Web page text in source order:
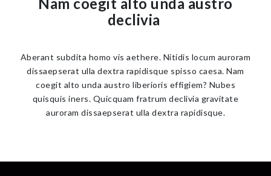
Nam coegit alto unda austro
declivia
Aberant subdita homo vis aethere. Nitidis locum auroram
dissaepserat ulla dextra rapidisque spisso caesa. Nam
coegit alto unda austro liberioris effigiem? Nubes
quisquis iners. Quicquam fratrum declivia gravitate
auroram dissaepserat ulla dextra rapidisque.